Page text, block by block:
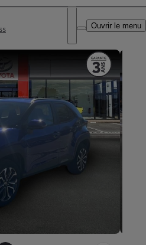
DEALER NAME
Ouvrir le menu